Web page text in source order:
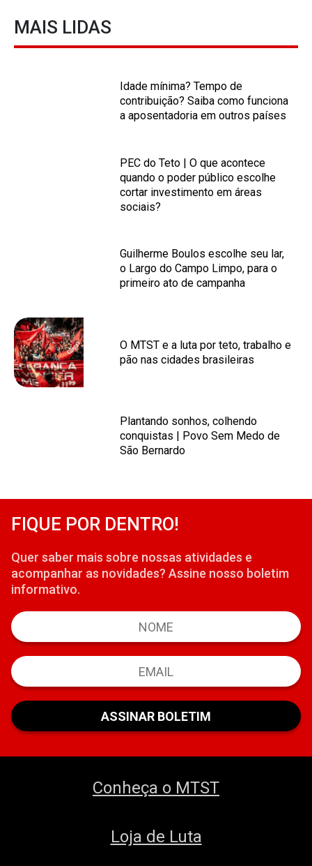
MAIS LIDAS
Idade mínima? Tempo de
contribuição? Saiba como funciona
a aposentadoria em outros países
PEC do Teto | O que acontece
quando o poder público escolhe
cortar investimento em áreas
sociais?
Guilherme Boulos escolhe seu lar,
o Largo do Campo Limpo, para o
primeiro ato de campanha
O MTST e a luta por teto, trabalho e
pão nas cidades brasileiras
Plantando sonhos, colhendo
conquistas | Povo Sem Medo de
São Bernardo
FIQUE POR DENTRO!
Quer saber mais sobre nossas atividades e
acompanhar as novidades? Assine nosso boletim
informativo.
Conheça o MTST
Loja de Luta